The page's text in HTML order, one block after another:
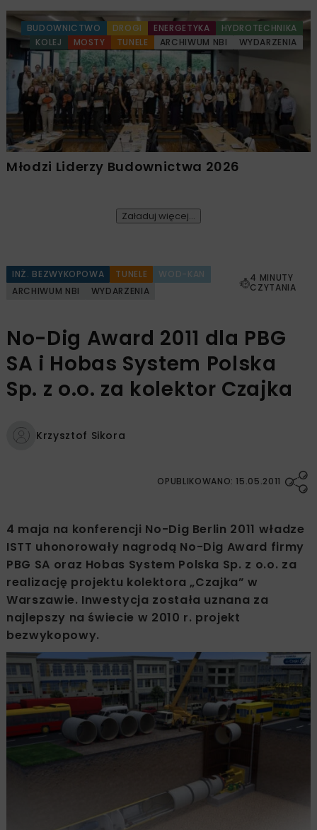
BUDOWNICTWO DROGI ENERGETYKA
HYDROTECHNIKA
KOLEJ
MOSTY TUNELE ARCHIWUM NBI WYDARZENIA
Młodzi Liderzy Budownictwa 2026
Załaduj więcej...
INŻ. BEZWYKOPOWA TUNELE
WOD-KAN
ARCHIWUM NBI
WYDARZENIA
4 MINUTY
CZYTANIA
No-Dig Award 2011 dla PBG
SA i Hobas System Polska
Sp. z o.o. za kolektor Czajka
Krzysztof Sikora
OPUBLIKOWANO: 15.05.2011
4 maja na konferencji No-Dig Berlin 2011 władze
ISTT uhonorowały nagrodą No-Dig Award firmy
PBG SA oraz Hobas System Polska Sp. z o.o. za
realizację projektu kolektora „Czajka” w
Warszawie. Inwestycja została uznana za
najlepszy na świecie w 2010 r. projekt
bezwykopowy.